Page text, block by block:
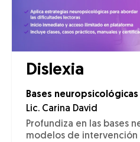
Dislexia
Bases
Lic. Carina David
Profundiza en las bases
modelos de intervención